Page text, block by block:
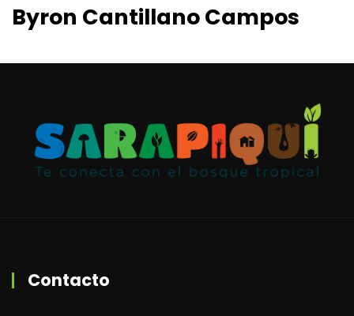
Byron Cantillano Campos
Contacto